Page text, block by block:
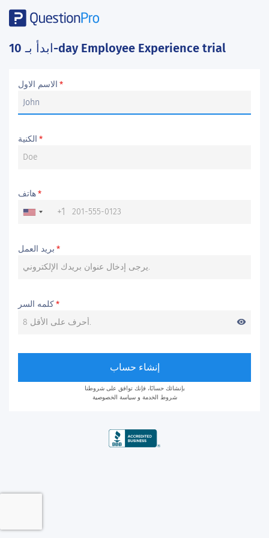
ابدأ بـ10-day Employee Experience trial
الاسم الاول *
الكنية *
هاتف*
+1
بريد العمل *
كلمه السر*
visibility
إنشاء حساب
بإنشائك حسابًا، فإنك توافق على شروطنا
شروط الخدمة وسياسة الخصوصية